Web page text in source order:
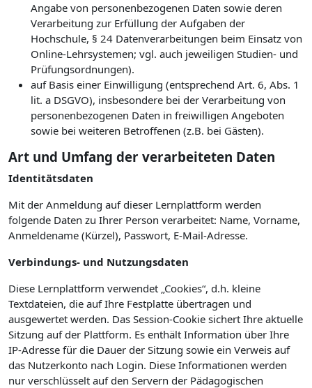
Angabe von personenbezogenen Daten sowie deren
Verarbeitung zur Erfüllung der Aufgaben der
Hochschule, § 24 Datenverarbeitungen beim Einsatz von
Online-Lehrsystemen; vgl. auch jeweiligen Studien- und
Prüfungsordnungen).
auf Basis einer Einwilligung (entsprechend Art. 6, Abs. 1
lit. a DSGVO), insbesondere bei der Verarbeitung von
personenbezogenen Daten in freiwilligen Angeboten
sowie bei weiteren Betroffenen (z.B. bei Gästen).
Art und Umfang der verarbeiteten Daten
Identitätsdaten
Mit der Anmeldung auf dieser Lernplattform werden
folgende Daten zu Ihrer Person verarbeitet: Name, Vorname,
Anmeldename (Kürzel), Passwort, E-Mail-Adresse.
Verbindungs- und Nutzungsdaten
Diese Lernplattform verwendet „Cookies“, d.h. kleine
Textdateien, die auf Ihre Festplatte übertragen und
ausgewertet werden. Das Session-Cookie sichert Ihre aktuelle
Sitzung auf der Plattform. Es enthält Information über Ihre
IP-Adresse für die Dauer der Sitzung sowie ein Verweis auf
das Nutzerkonto nach Login. Diese Informationen werden
nur verschlüsselt auf den Servern der Pädagogischen